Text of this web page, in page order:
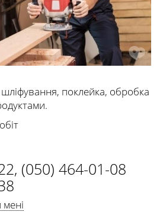
шліфування, поклейка, обробка
, (050) 464-01-08